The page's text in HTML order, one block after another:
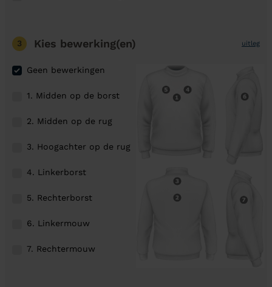
3 Kies bewerking(en) uitleg
Geen bewerkingen
1. Midden op de borst
2. Midden op de rug
3. Hoogachter op de rug
4. Linkerborst
5. Rechterborst
6. Linkermouw
7. Rechtermouw